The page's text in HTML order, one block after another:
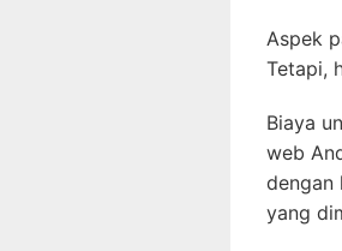
Aspek
Tetapi,
Biaya
web
dengan
yang